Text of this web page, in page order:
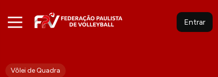
Entrar
Vôlei de Quadra